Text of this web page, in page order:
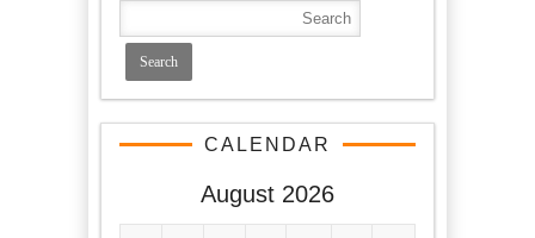
CALENDAR
August 2026